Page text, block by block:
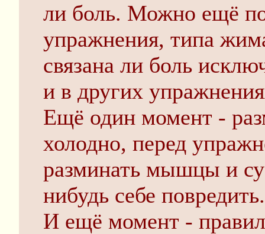
ли боль. Можно ещё
упражнения, типа
связана ли боль
и в других
Ещё один момент -
холодно, перед
разминать мышцы и
нибудь себе повредить.
И ещё момент -